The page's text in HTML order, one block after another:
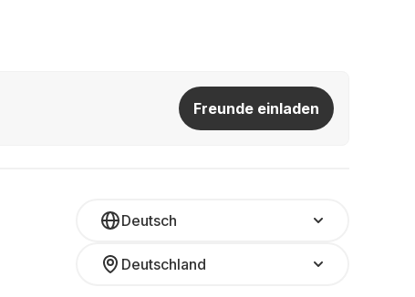
Freunde einladen
Deutsch
Deutschland